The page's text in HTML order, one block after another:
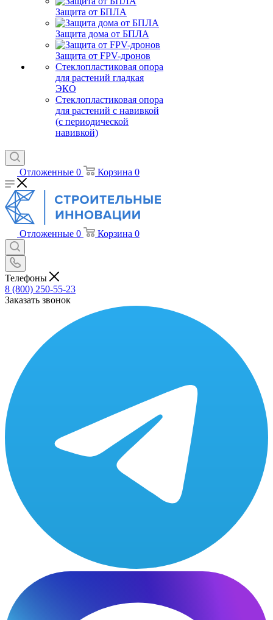
Защита от БПЛА
Защита дома от БПЛА
Защита от FPV-дронов
Стеклопластиковая опора
для растений гладкая
ЭКО
Стеклопластиковая опора
для растений с навивкой
(с периодической
навивкой)
Отложенные 0 Корзина 0
Отложенные 0 Корзина 0
Телефоны
8 (800) 250-55-23
Заказать звонок